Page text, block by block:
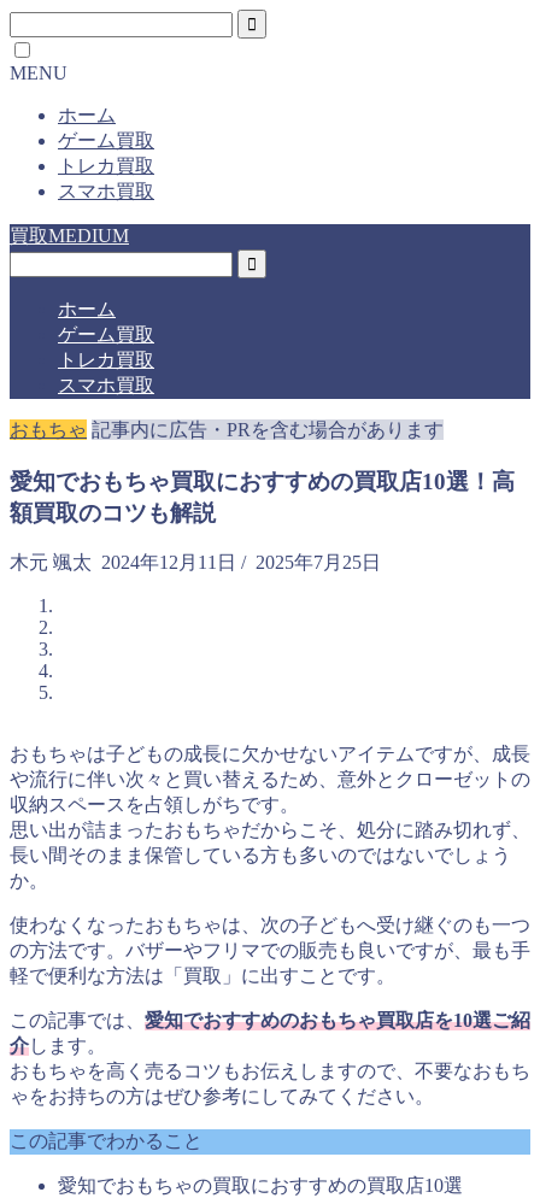
MENU
ホーム
ゲーム買取
トレカ買取
スマホ買取
買取MEDIUM
ホーム
ゲーム買取
トレカ買取
スマホ買取
おもちゃ 記事内に広告・PRを含む場合があります
愛知でおもちゃ買取におすすめの買取店10選！高
額買取のコツも解説
木元 颯太 2024年12月11日 / 2025年7月25日
おもちゃは子どもの成長に欠かせないアイテムですが、成長
や流行に伴い次々と買い替えるため、意外とクローゼットの
収納スペースを占領しがちです。
思い出が詰まったおもちゃだからこそ、処分に踏み切れず、
長い間そのまま保管している方も多いのではないでしょう
か。
使わなくなったおもちゃは、次の子どもへ受け継ぐのも一つ
の方法です。バザーやフリマでの販売も良いですが、最も手
軽で便利な方法は「買取」に出すことです。
この記事では、 愛知でおすすめのおもちゃ買取店を10選ご紹
介します。
おもちゃを高く売るコツもお伝えしますので、不要なおもち
ゃをお持ちの方はぜひ参考にしてみてください。
この記事でわかること
愛知でおもちゃの買取におすすめの買取店10選